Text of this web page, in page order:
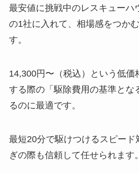
最安値に挑戦中のレスキューハ
の1社に入れて、相場感をつか
す。
14,300円〜（税込）という低価
する際の「駆除費用の基準とな
るのに最適です。
最短20分で駆けつけるスピード
ぎの際も信頼して任せられます。